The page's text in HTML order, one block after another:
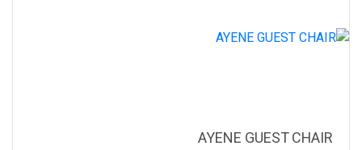
AYENE GUEST CHAIR